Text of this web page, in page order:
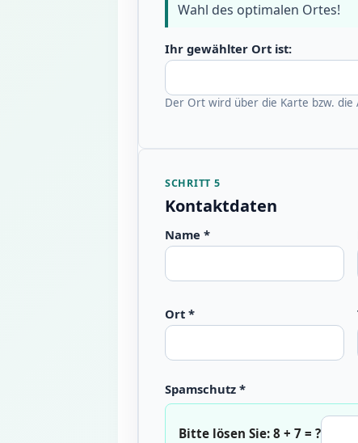
Wahl des optimalen Ortes!
Ihr gewählter Ort ist:
Der Ort wird über die Karte bzw. die
SCHRITT 5
Kontaktdaten
Name *
Ort *
Spamschutz *
Bitte lösen Sie: 8 + 7 = ?